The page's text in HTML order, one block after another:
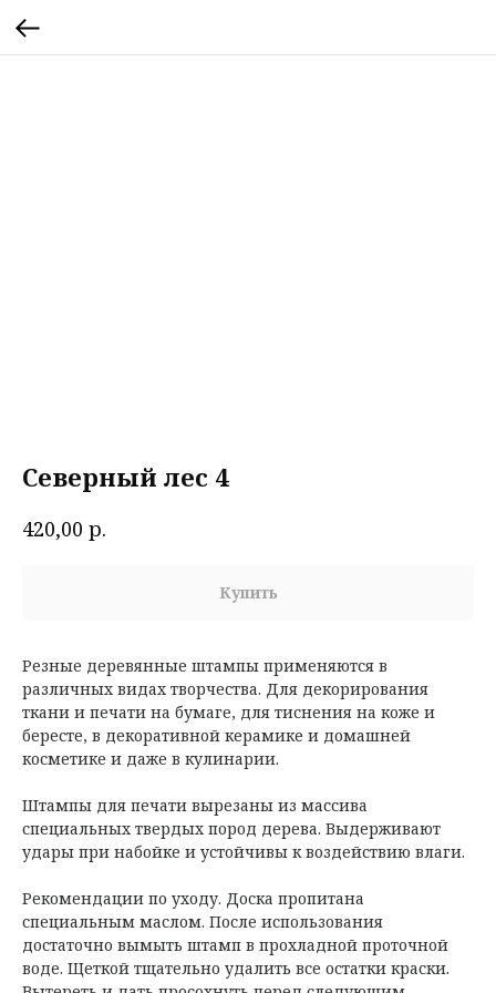
Северный лес 4
420,00 р.
Купить
Резные деревянные штампы применяются в
различных видах творчества. Для декорирования
ткани и печати на бумаге, для тиснения на коже и
бересте, в декоративной керамике и домашней
косметике и даже в кулинарии.
Штампы для печати вырезаны из массива
специальных твердых пород дерева. Выдерживают
удары при набойке и устойчивы к воздействию влаги.
Рекомендации по уходу. Доска пропитана
специальным маслом. После использования
достаточно вымыть штамп в прохладной проточной
воде. Щеткой тщательно удалить все остатки краски.